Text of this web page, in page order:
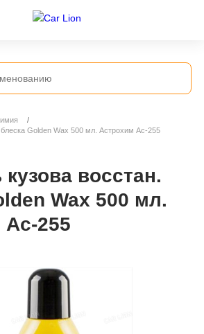
Golden Wax 500 мл. Астрохим Ас-255
восстан.
Wax 500 мл.
255